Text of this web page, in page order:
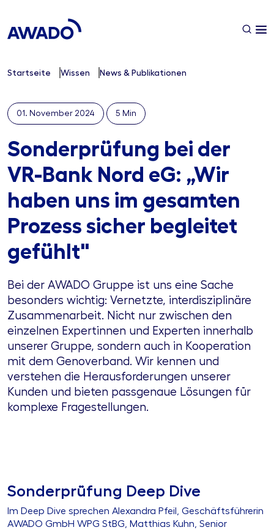
Startseite Wissen News & Publikationen
01. November 2024 5 Min
Sonderprüfung bei der
VR-Bank Nord eG: „Wir
haben uns im gesamten
Prozess sicher begleitet
gefühlt"
Bei der AWADO Gruppe ist uns eine Sache
besonders wichtig: Vernetzte, interdisziplinäre
Zusammenarbeit. Nicht nur zwischen den
einzelnen Expertinnen und Experten innerhalb
unserer Gruppe, sondern auch in Kooperation
mit dem Genoverband. Wir kennen und
verstehen die Herausforderungen unserer
Kunden und bieten passgenaue Lösungen für
komplexe Fragestellungen.
Sonderprüfung Deep Dive
Im Deep Dive sprechen Alexandra Pfeil, Geschäftsführerin
AWADO GmbH WPG StBG, Matthias Kuhn, Senior